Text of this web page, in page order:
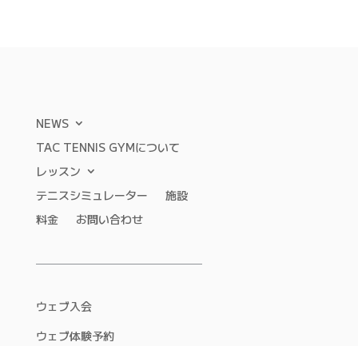
NEWS
TAC TENNIS GYMについて
レッスン
テニスシミュレーター
施設
料金
お問い合わせ
ウェブ入会
ウェブ体験予約